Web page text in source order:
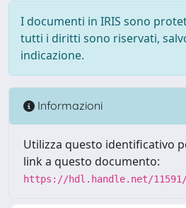
I documenti in IRIS sono
tutti i diritti sono riservati,
indicazione.
Informazioni
Utilizza questo identificativo
link a questo documento:
https://hdl.handle.net/11591/